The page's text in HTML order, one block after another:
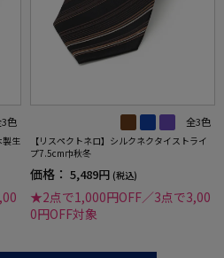
3色
製生
全3色
【リスペクトネロ】シルクネクタイストライ
プ7.5cm巾秋冬
価格： 5,489円 (税込)
★2点で1,000円OFF／3点で3,00
0円OFF対象